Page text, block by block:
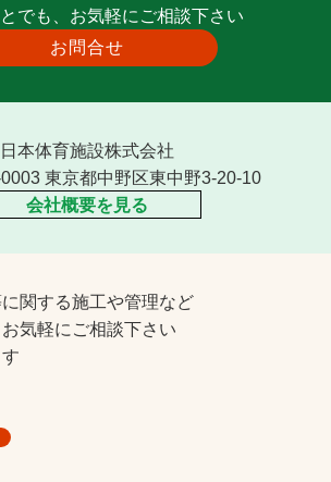
でも、お気軽にご相談下さい
お問合せ
日本体育施設株式会社
東京都中野区東中野3-20-10
会社概要を見る
関する施工や管理など
気軽にご相談下さい